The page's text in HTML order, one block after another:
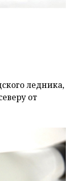
ледника,
от